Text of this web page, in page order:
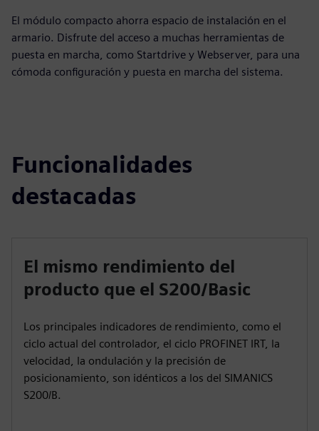
El módulo compacto ahorra espacio de instalación en el
armario. Disfrute del acceso a muchas herramientas de
puesta en marcha, como Startdrive y Webserver, para una
cómoda configuración y puesta en marcha del sistema.
Funcionalidades
destacadas
El mismo rendimiento del
producto que el S200/Basic
Los principales indicadores de rendimiento, como el
ciclo actual del controlador, el ciclo PROFINET IRT, la
velocidad, la ondulación y la precisión de
posicionamiento, son idénticos a los del SIMANICS
S200/B.